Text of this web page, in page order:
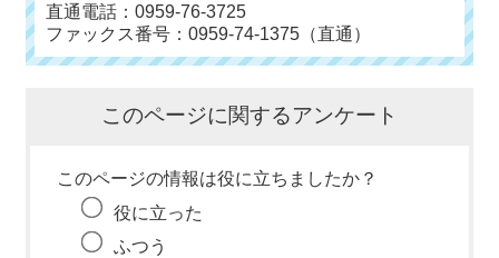
直通電話：0959-76-3725
ファックス番号：0959-74-1375（直通）
このページに関するアンケート
このページの情報は役に立ちましたか？
役に立った
ふつう